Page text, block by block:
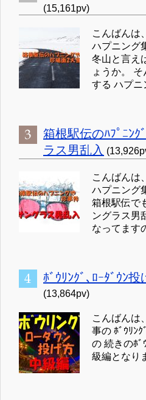
(15,161pv)
こんばんは
ハプニング
冬山と言え
ょうか。
する ハプニ
箱根駅伝のﾊﾌﾟﾆﾝ
ラス男乱入
こんばんは
ハプニング
箱根駅伝で
ングラス男
なってます
ﾎﾞｳﾘﾝｸﾞ､ﾛｰﾀﾞｳﾝ
(13,864pv)
こんばんは
事の ﾎﾞｳﾘﾝ
の 続きのﾎﾞ
級編となり